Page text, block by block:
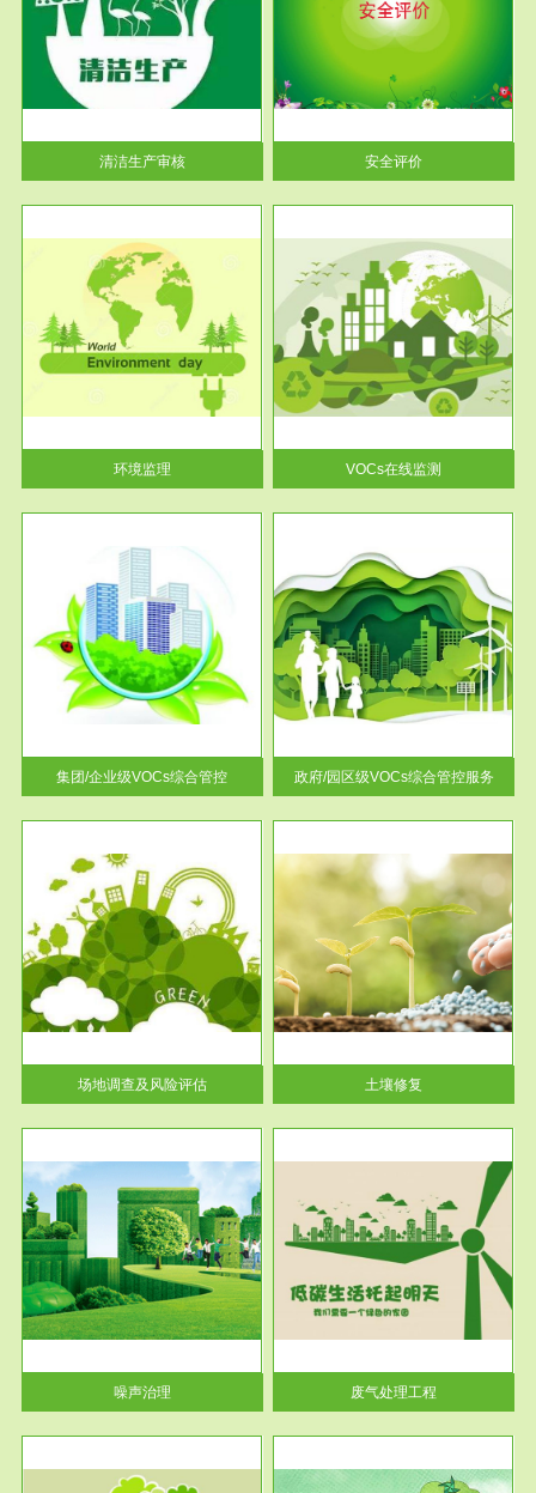
清洁生产审核
安全评价
安全评价安全评价目的是查找、
分析和预测工程、系统、生产经
营活...
安全评价
环境监理
服务范围
VOCs在线监测
根据《重点区域大气污染防
治“十二五”规划》有机废气净化
率达...
VOCs在线监测
集团/企业级VOCs综合管控
服务范围
政府/园区级VOCs综合管控服务
根据《石化行业挥发性有机物综
合整治方案》文件要求，到2017
年，全...
政府/园区级VOCs综合管控服务
场地调查及风险评估
服务范围
土壤修复
土壤修复
噪声治理
服务范围
废气处理工程
废气处理工程